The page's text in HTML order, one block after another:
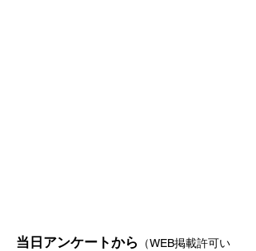
当日アンケートから
（WEB掲載許可い